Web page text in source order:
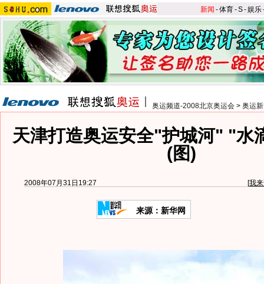
新闻 -体育-S-娱乐
奥运频道-2008北京奥运会 > 奥运
天津打造奥运安全"护城河" "水
(图)
2008年07月31日19:27 [我
来源：新华网